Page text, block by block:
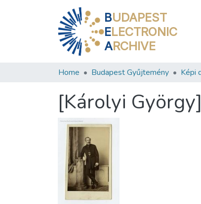
BUDAPEST
ELECTRONIC
ARCHIVE
Home Budapest Gyűjtemény Képi
[Károlyi György]